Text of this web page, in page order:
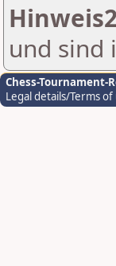
Hinweis2
und sind
Chess-Tournament-
Legal details/Terms of